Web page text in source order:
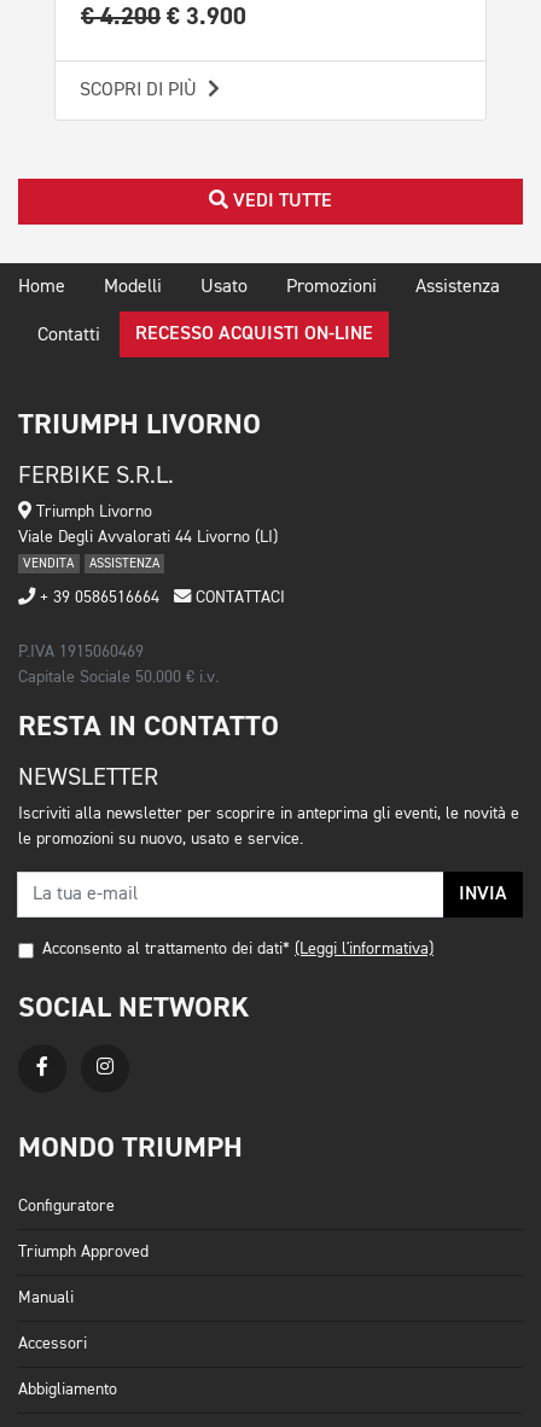
€ 4.200 € 3.900
SCOPRI DI PIÙ
VEDI TUTTE
Home Modelli Usato Promozioni Assistenza
Contatti RECESSO ACQUISTI ON-LINE
TRIUMPH LIVORNO
FERBIKE S.R.L.
Triumph Livorno
Viale Degli Avvalorati 44 Livorno (LI)
VENDITA ASSISTENZA
+ 39 0586516664 CONTATTACI
P.IVA 1915060469
Capitale Sociale 50.000 € i.v.
RESTA IN CONTATTO
NEWSLETTER
Iscriviti alla newsletter per scoprire in anteprima gli eventi, le novità e
le promozioni su nuovo, usato e service.
INVIA
Acconsento al trattamento dei dati* (Leggi l'informativa)
SOCIAL NETWORK
MONDO TRIUMPH
Configuratore
Triumph Approved
Manuali
Accessori
Abbigliamento